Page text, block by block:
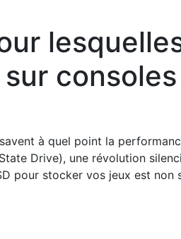
à quel point la
Drive), une révolution
pour stocker vos jeux est non